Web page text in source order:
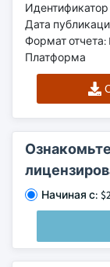
Идентификатор
Дата
Формат
Платформа
Начиная с: